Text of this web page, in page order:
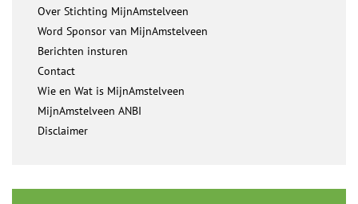
Over Stichting MijnAmstelveen
Word Sponsor van MijnAmstelveen
Berichten insturen
Contact
Wie en Wat is MijnAmstelveen
MijnAmstelveen ANBI
Disclaimer